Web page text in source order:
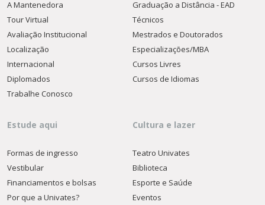
A Mantenedora
Tour Virtual
Avaliação Institucional
Localização
Internacional
Diplomados
Trabalhe Conosco
Graduação a Distância - EAD
Técnicos
Mestrados e Doutorados
Especializações/MBA
Cursos Livres
Cursos de Idiomas
Estude aqui
Formas de ingresso
Vestibular
Financiamentos e bolsas
Por que a Univates?
Cultura e lazer
Teatro Univates
Biblioteca
Esporte e Saúde
Eventos